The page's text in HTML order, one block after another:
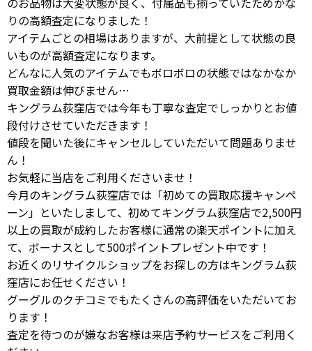
りの高額査定になりました！
アイテムごとの相場はありますが、大前提として状態の良
いものが高額査定になります。
どんなに人気のアイテムでもボロボロの状態ではなかなか
買取金額は伸びません…
キングラム荻窪店では今年も丁寧な査定でしっかりとお値
段付けさせていただきます！
値段を聞いた後にキャンセルしていただいて問題ありませ
ん！
お気軽に当店をご利用くださいませ！
今月のキングラム荻窪店では「初めての買取応援キャンペ
ーン」といたしまして、初めてキングラム荻窪店で2,500円
以上の買取が成約したお客様に通常の楽天ポイントに加え
て、ボーナスとして500ポイントプレゼント中です！
お近くのリサイクルショップをお探しの方はキングラム荻
窪店にお任せください！
グーグルのクチコミでもたくさんの高評価をいただいてお
ります！
査定を待つのが嫌なお客様は来店予約サービスをご利用く